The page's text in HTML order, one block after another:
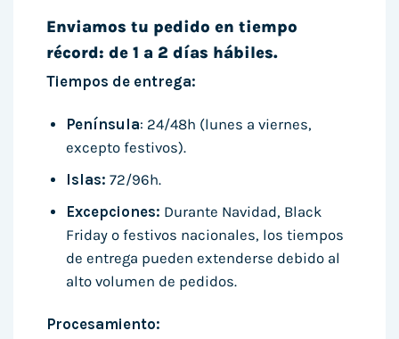
Enviamos tu pedido en tiempo
récord: de 1 a 2 días hábiles.
Tiempos de entrega:
Península: 24/48h (lunes a viernes,
excepto festivos).
Islas: 72/96h.
Excepciones: Durante Navidad, Black
Friday o festivos nacionales, los tiempos
de entrega pueden extenderse debido al
alto volumen de pedidos.
Procesamiento: